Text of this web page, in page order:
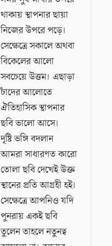
থাকায় স্থাপনার ছায়া
নিজের উপরে পড়ে।
সেক্ষেত্রে সকালে অথবা
বিকেলের আলো
সবচেয়ে উত্তম। এছাড়া
চাঁদের আলোতে
ঐতিহাসিক স্থাপনার
ছবি ভালো আসে।
দৃষ্টি ভঙ্গি বদলান
আমরা সাধারণত কারো
তোলা ছবি দেখেই উক্ত
স্থানের প্রতি আগ্রহী হই।
সেক্ষেত্রে আপনিও যদি
পুনরায় একই ছবি
তুলেন তাহলে নতুনত্ব